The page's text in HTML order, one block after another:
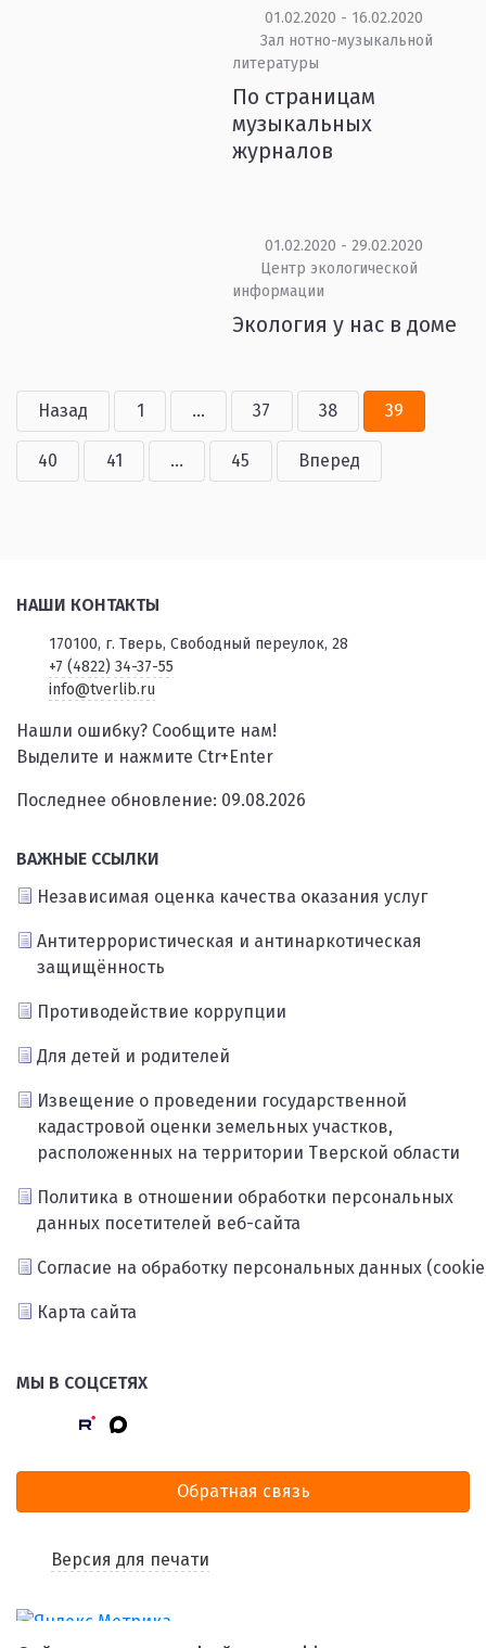
01.02.2020 - 16.02.2020
Зал нотно-музыкальной
литературы
По страницам
музыкальных
журналов
01.02.2020 - 29.02.2020
Центр экологической
информации
Экология у нас в доме
Назад 1 ... 37 38 39
40 41 ... 45 Вперед
НАШИ КОНТАКТЫ
170100, г. Тверь, Свободный переулок, 28
+7 (4822) 34-37-55
info@tverlib.ru
Нашли ошибку? Сообщите нам!
Выделите и нажмите Ctr+Enter
Последнее обновление: 09.08.2026
ВАЖНЫЕ ССЫЛКИ
Независимая оценка качества оказания услуг
Антитеррористическая и антинаркотическая
защищённость
Противодействие коррупции
Для детей и родителей
Извещение о проведении государственной
кадастровой оценки земельных участков,
расположенных на территории Тверской области
Политика в отношении обработки персональных
данных посетителей веб-сайта
Согласие на обработку персональных данных
Карта сайта
МЫ В СОЦСЕТЯХ
Обратная связь
Версия для печати